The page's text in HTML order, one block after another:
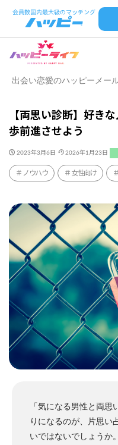
出会い恋愛のハッピーメー
【両思い診断】好き
歩前進させよう
2023年3月6日 2026年1月23日
ノウハウ 女性向け
「気になる男性と両
りになるのが、片思い
いではないでしょうか。